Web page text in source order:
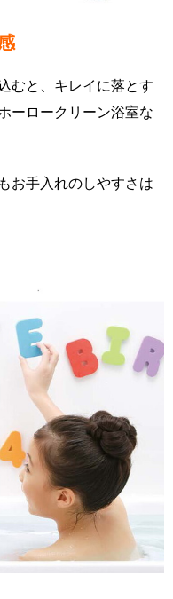
むと、キレイに落とす
ーロークリーン浴室な
お手入れのしやすさは